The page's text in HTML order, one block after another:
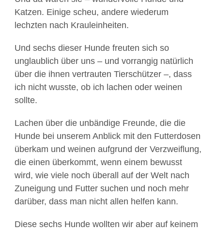
Katzen. Einige scheu, andere wiederum
lechzten nach Krauleinheiten.
Und sechs dieser Hunde freuten sich so
unglaublich über uns – und vorrangig natürlich
über die ihnen vertrauten Tierschützer –, dass
ich nicht wusste, ob ich lachen oder weinen
sollte.
Lachen über die unbändige Freunde, die die
Hunde bei unserem Anblick mit den Futterdosen
überkam und weinen aufgrund der Verzweiflung,
die einen überkommt, wenn einem bewusst
wird, wie viele noch überall auf der Welt nach
Zuneigung und Futter suchen und noch mehr
darüber, dass man nicht allen helfen kann.
Diese sechs Hunde wollten wir aber auf keinem